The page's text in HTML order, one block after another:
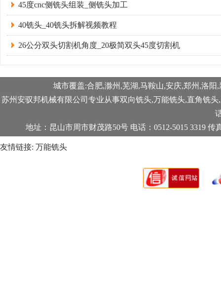
45度cnc侧铣头组装_侧铣头加工
40铣头_40铣头拆解视频教程
26公分双头切割机角度_20极简双头45度切割机
城市覆盖:合肥,滁州,芜湖,马鞍山,安庆,郑州,洛
苏州安驭邦机械有限公司专业从事双向铣头,万能铣头,直角铣头,
地址：昆山市周市财茂路50号 电话：0512-5015 3319 传
友情链接: 万能铣头